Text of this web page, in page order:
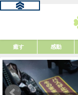
癒す 感動